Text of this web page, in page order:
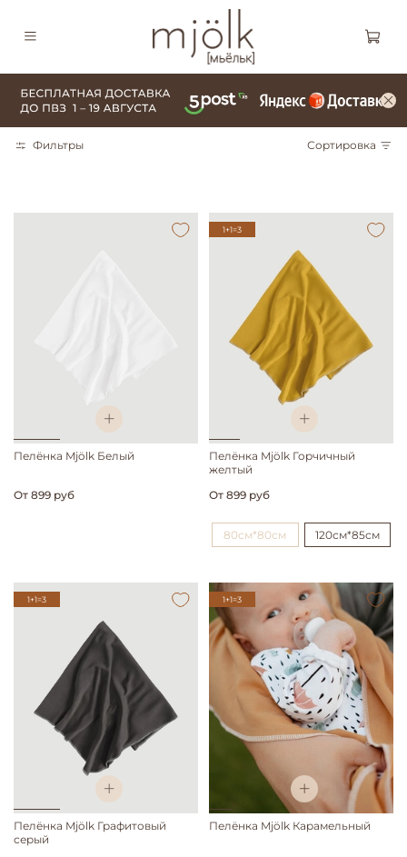
Фильтры Сортировка
Пелёнка Mjölk Белый
От 899 руб
1+1=3
Пелёнка Mjölk Горчичный
желтый
От 899 руб
80см*80см 120см*85см
1+1=3
Пелёнка Mjölk Графитовый
серый
1+1=3
Пелёнка Mjölk Карамельный